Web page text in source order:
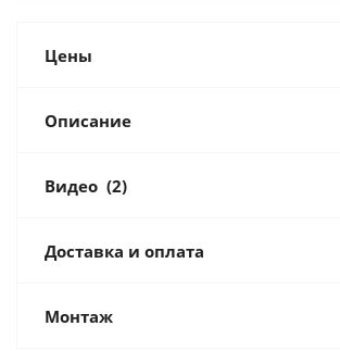
Цены
Описание
Видео (2)
Доставка и оплата
Монтаж